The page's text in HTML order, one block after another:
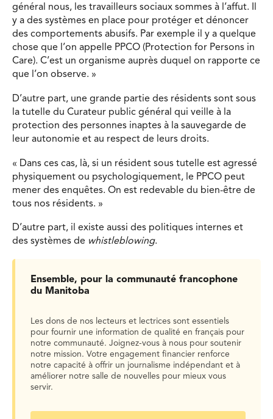
général nous, les travailleurs sociaux sommes à l’affut. Il
y a des systèmes en place pour protéger et dénoncer
des comportements abusifs. Par exemple il y a quelque
chose que l’on appelle PPCO (Protection for Persons in
Care). C’est un organisme auprès duquel on rapporte ce
que l’on observe. »
D’autre part, une grande partie des résidents sont sous
la tutelle du Curateur public général qui veille à la
protection des personnes inaptes à la sauvegarde de
leur autonomie et au respect de leurs droits.
« Dans ces cas, là, si un résident sous tutelle est agressé
physiquement ou psychologiquement, le PPCO peut
mener des enquêtes. On est redevable du bien-être de
tous nos résidents. »
D’autre part, il existe aussi des politiques internes et
des systèmes de whistleblowing.
Ensemble, pour la communauté francophone
du Manitoba
Les dons de nos lecteurs et lectrices sont essentiels
pour fournir une information de qualité en français pour
notre communauté. Joignez-vous à nous pour soutenir
notre mission. Votre engagement financier renforce
notre capacité à offrir un journalisme indépendant et à
améliorer notre salle de nouvelles pour mieux vous
servir.